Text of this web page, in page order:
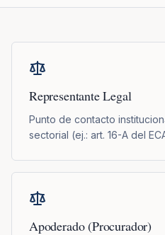
Representante Legal
Punto de contacto
sectorial (ej.: art. 16-A del
Apoderado (Procurador)